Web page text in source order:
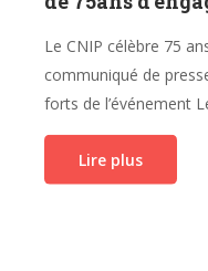
Le CNIP célèbre 75
communiqué de
forts de l’événement
Lire plus